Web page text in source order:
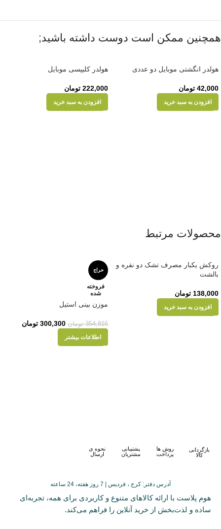
همچنین ممکن است دوست داشته باشید;
هولدر انگشتی موبایل دو عددی
42,000 تومان
افزودن به سبد خرید
هولدر کلیپسی موبایل
222,000 تومان
افزودن به سبد خرید
محصولات مرتبط
روکش یکبار مصرف تشک دو نفره و
بالشت
138,000 تومان
افزودن به سبد خرید
حراج
فروخته
شده
موزن بینی استیل
354,816 تومان 300,300 تومان
اطلاعات بیشتر
بازگردانی
کالا
روش ها
پرداخت
پشتیبانی
مشتریان
نحوه ی
ارسال
آدرس دفتر: کرج ، فردیس | 7 روز هفته، 24 ساعته
هوم پلاست با ارائه کالاهای متنوع و کاربردی برای همه، تجربه‌ای
ساده و لذت‌بخش از خرید آنلاین را فراهم می‌کند.